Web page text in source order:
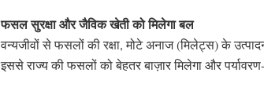
फसल सुरक्षा और जैविक खेती को मिलेगा बल
वन्यजीवों से फसलों की रक्षा, मोटे अनाज (मिलेट्स) के
इससे राज्य की फसलों को बेहतर बाज़ार मिलेगा और